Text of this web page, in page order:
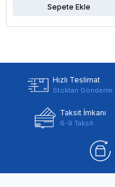
Sepete Ekle
Hızlı Teslimat
Stoktan Gönderim
Taksit İmkanı
6-9 Taksit